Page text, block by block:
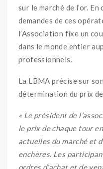
sur le marché de l’or.
demandes de ces
l’Association fixe un
dans le monde entier
professionnels.
La LBMA précise sur
détermination du prix de
« Le président de
le prix de chaque tour
actuelles du marché et
enchères. Les